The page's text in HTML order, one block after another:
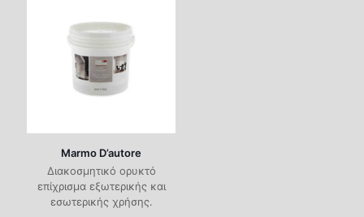
Marmo D’autore
Διακοσμητικό ορυκτό
επίχρισμα εξωτερικής και
εσωτερικής χρήσης.